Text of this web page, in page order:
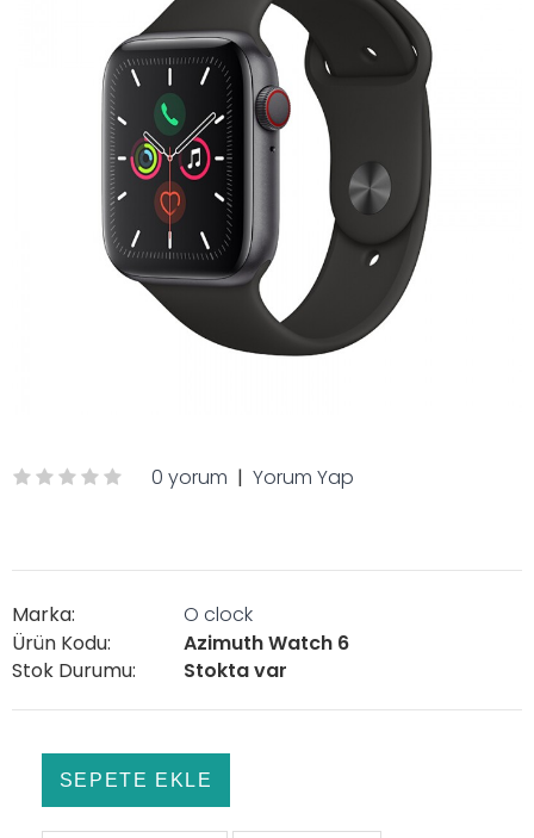
0 yorum | Yorum Yap
Marka:
O clock
Ürün Kodu:
Azimuth Watch 6
Stok Durumu:
Stokta var